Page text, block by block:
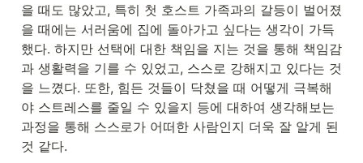
을 때도 많았고, 특히 첫 호스트 가족과의 갈등이 벌어졌
을 때에는 서러움에 집에 돌아가고 싶다는 생각이 가득
했다. 하지만 선택에 대한 책임을 지는 것을 통해 책임감
과 생활력을 기를 수 있었고, 스스로 강해지고 있다는 것
을 느꼈다. 또한, 힘든 것들이 닥쳤을 때 어떻게 극복해
야 스트레스를 줄일 수 있을지 등에 대하여 생각해보는
과정을 통해 스스로가 어떠한 사람인지 더욱 잘 알게 된
것 같다.